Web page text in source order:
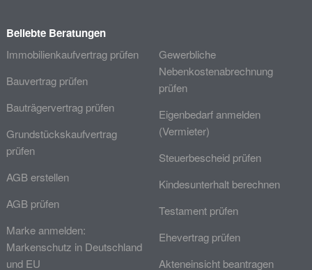
Beliebte Beratungen
Immobilienkaufvertrag prüfen
Bauvertrag prüfen
Bauträgervertrag prüfen
Grundstückskaufvertrag
prüfen
AGB erstellen
AGB prüfen
Marke anmelden:
Markenschutz in Deutschland
und EU
Gewerbliche
Nebenkostenabrechnung
prüfen
Eigenbedarf anmelden
(Vermieter)
Steuerbescheid prüfen
Kindesunterhalt berechnen
Testament prüfen
Ehevertrag prüfen
Akteneinsicht beantragen